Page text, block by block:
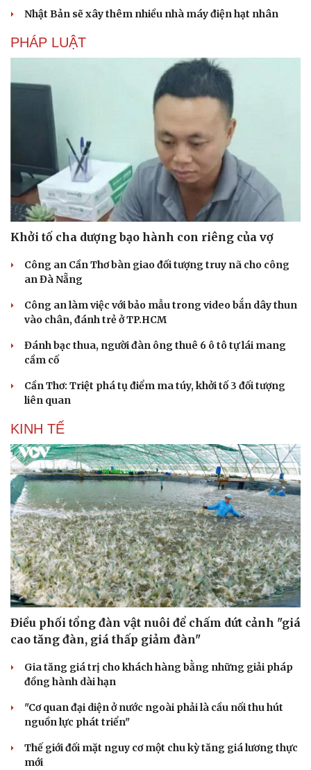
Du lịch
Tư vấn
Săn Tour
check-in
Podcast
Câu chuyện thời sự
Đọc truyện đêm khuya
Cửa sổ tình yêu
Kể chuyện cho bé
Hạt giống tâm hồn
Nhật Bản sẽ xây thêm nhiều nhà máy điện hạt nhân
PHÁP LUẬT
Khởi tố cha dượng bạo hành con riêng của vợ
Công an Cần Thơ bàn giao đối tượng truy nã cho công
an Đà Nẵng
Công an làm việc với bảo mẫu trong video bắn dây thun
vào chân, đánh trẻ ở TP.HCM
Đánh bạc thua, người đàn ông thuê 6 ô tô tự lái mang
cầm cố
Cần Thơ: Triệt phá tụ điểm ma túy, khởi tố 3 đối tượng
liên quan
KINH TẾ
Điều phối tổng đàn vật nuôi để chấm dứt cảnh "giá
cao tăng đàn, giá thấp giảm đàn"
Gia tăng giá trị cho khách hàng bằng những giải pháp
đồng hành dài hạn
"Cơ quan đại diện ở nước ngoài phải là cầu nối thu hút
nguồn lực phát triển"
Thế giới đối mặt nguy cơ một chu kỳ tăng giá lương thực
mới